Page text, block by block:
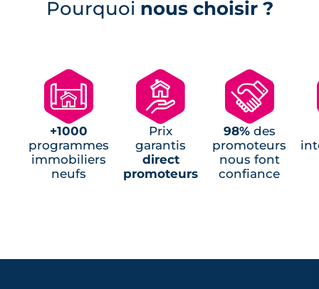
Pourquoi nous choisir ?
🗺
+1000
programmes
immobiliers
neufs
🏘
Prix
garantis
direct
promoteurs
🤝
98%des
promoteurs
nous font
confiance